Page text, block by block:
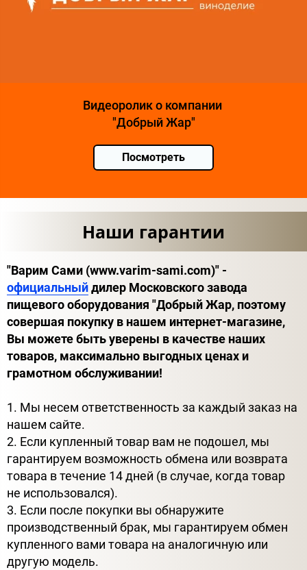
Видеоролик о компании
"Добрый Жар"
Посмотреть
Наши гарантии
"Варим Сами (www.varim-sami.com)" -
официальныйдилер Московского завода
пищевого оборудования "Добрый Жар, поэтому
совершая покупку в нашем интернет-магазине,
Вы можете быть уверены в качестве наших
товаров, максимально выгодных ценах и
грамотном обслуживании!
1. Мы несем ответственность за каждый заказ на
нашем сайте.
2. Если купленный товар вам не подошел, мы
гарантируем возможность обмена или возврата
товара в течение 14 дней (в случае, когда товар
не использовался).
3. Если после покупки вы обнаружите
производственный брак, мы гарантируем обмен
купленного вами товара на аналогичную или
другую модель.